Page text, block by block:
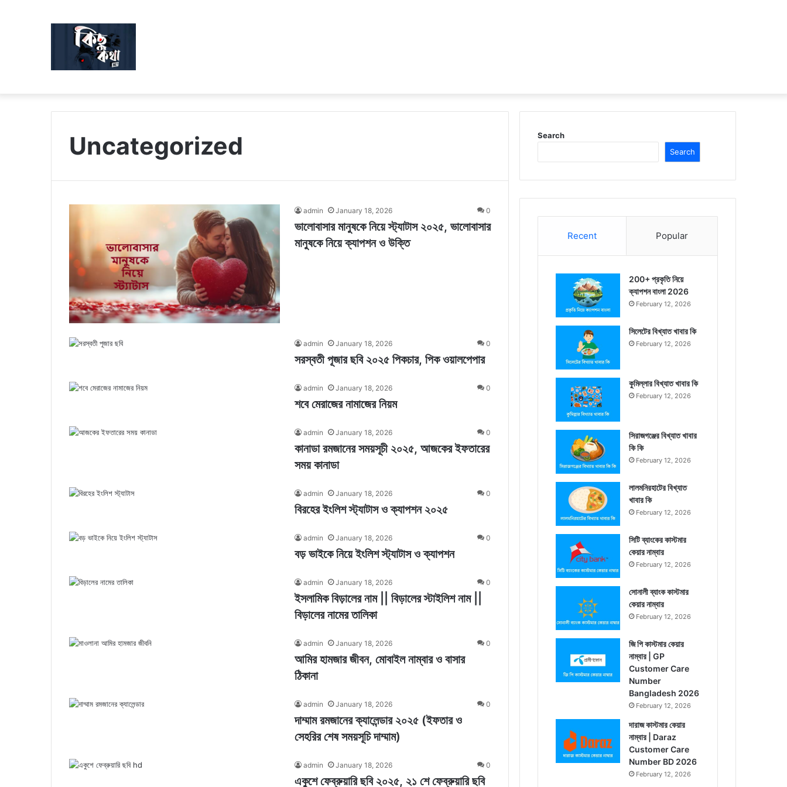
Uncategorized
admin January 18, 2026 0
ভালোবাসার মানুষকে নিয়ে স্ট্যাটাস ২০২৫, ভালোবাসার
মানুষকে নিয়ে ক্যাপশন ও উক্তি
admin January 18, 2026 0
সরস্বতী পূজার ছবি ২০২৫ পিকচার, পিক ওয়ালপেপার
admin January 18, 2026 0
শবে মেরাজের নামাজের নিয়ম
admin January 18, 2026 0
কানাডা রমজানের সময়সূচী ২০২৫, আজকের ইফতারের
সময় কানাডা
admin January 18, 2026 0
বিরহের ইংলিশ স্ট্যাটাস ও ক্যাপশন ২০২৫
admin January 18, 2026 0
বড় ভাইকে নিয়ে ইংলিশ স্ট্যাটাস ও ক্যাপশন
admin January 18, 2026 0
ইসলামিক বিড়ালের নাম || বিড়ালের স্টাইলিশ নাম ||
বিড়ালের নামের তালিকা
admin January 18, 2026 0
আমির হামজার জীবন, মোবাইল নাম্বার ও বাসার
ঠিকানা
admin January 18, 2026 0
দাম্মাম রমজানের ক্যালেন্ডার ২০২৫ (ইফতার ও
সেহরির শেষ সময়সূচি দাম্মাম)
admin January 18, 2026 0
একুশে ফেব্রুয়ারি ছবি ২০২৫, ২১ শে ফেব্রুয়ারি ছবি
Search
Search
Recent Popular
200+ প্রকৃতি নিয়ে
ক্যাপশন বাংলা 2026
February 12, 2026
সিলেটের বিখ্যাত খাবার কি
February 12, 2026
কুমিল্লার বিখ্যাত খাবার কি
February 12, 2026
সিরাজগঞ্জের বিখ্যাত খাবার
কি কি
February 12, 2026
লালমনিরহাটের বিখ্যাত
খাবার কি
February 12, 2026
সিটি ব্যাংকের কাস্টমার
কেয়ার নাম্বার
February 12, 2026
সোনালী ব্যাংক কাস্টমার
কেয়ার নাম্বার
February 12, 2026
জি পি কাস্টমার কেয়ার
নাম্বার | GP
Customer Care
Number
Bangladesh 2026
February 12, 2026
দারাজ কাস্টমার কেয়ার
নাম্বার | Daraz
Customer Care
Number BD 2026
February 12, 2026